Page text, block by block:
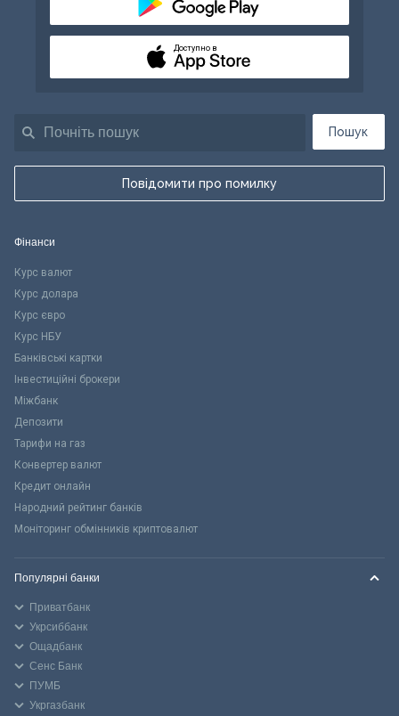
Пошук
Повідомити про помилку
Доступно в
Фінанси
Курс валют
Курс долара
Курс євро
Курс НБУ
Банківські картки
Інвестиційні брокери
Міжбанк
Депозити
Тарифи на газ
Конвертер валют
Кредит онлайн
Народний рейтинг банків
Моніторинг обмінників криптовалют
Популярні банки
Приватбанк
Укрсиббанк
Ощадбанк
Сенс Банк
ПУМБ
Укргазбанк